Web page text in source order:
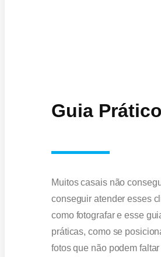
Guia
Muitos casais não
conseguir atender esses
como fotografar e esse
práticas, como se
fotos que não podem